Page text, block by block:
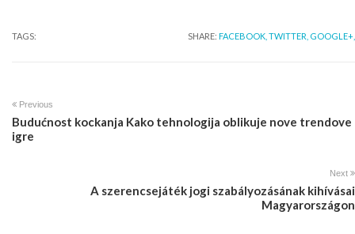
TAGS: SHARE: FACEBOOK, TWITTER, GOOGLE+,
Previous
Budućnost kockanja Kako tehnologija oblikuje nove trendove
igre
Next
A szerencsejáték jogi szabályozásának kihívásai
Magyarországon